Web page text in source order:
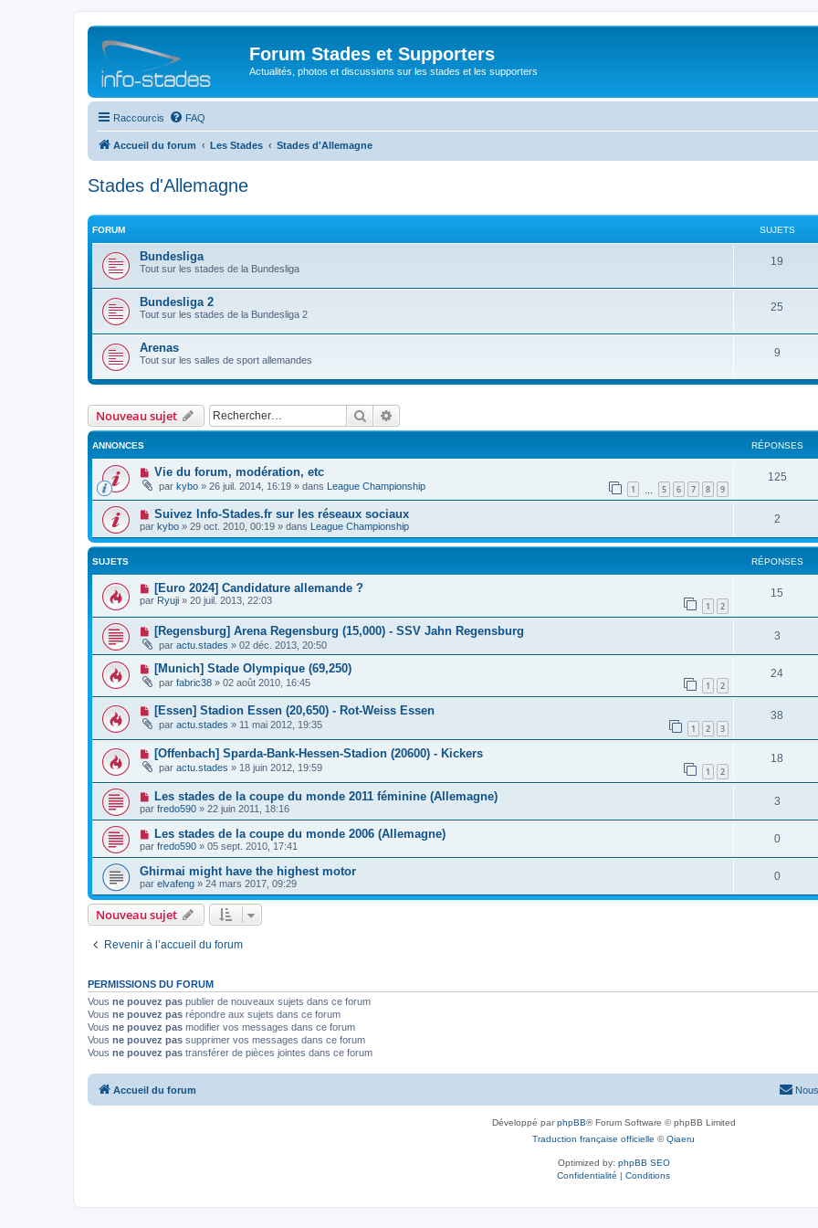
Forum Stades et Supporters
Actualités, photos et discussions sur les stades et les supporters
Raccourcis FAQ
Accueil du forum Les Stades Stades d'Allemagne
Stades d'Allemagne
FORUM SUJETS
Bundesliga
Tout sur les stades de la Bundesliga
19
Bundesliga 2
Tout sur les stades de la Bundesliga 2
25
Arenas
Tout sur les salles de sport allemandes
9
Nouveau sujet Rechercher
ANNONCES RÉPONSES
Vie du forum, modération, etc
par kybo » 26 juil. 2014, 16:19 » dans League Championship 1 5 6 7 8 9
125
Suivez Info-Stades.fr sur les réseaux sociaux
par kybo » 29 oct. 2010, 00:19 » dans League Championship
2
SUJETS RÉPONSES
[Euro 2024] Candidature allemande ?
par Ryuji » 20 juil. 2013, 22:03 1 2
15
[Regensburg] Arena Regensburg (15,000) - SSV Jahn Regensburg
par actu.stades » 02 déc. 2013, 20:50
3
[Munich] Stade Olympique (69,250)
par fabric38 » 02 août 2010, 16:45 1 2
24
[Essen] Stadion Essen (20,650) - Rot-Weiss Essen
par actu.stades » 11 mai 2012, 19:35 1 2 3
38
[Offenbach] Sparda-Bank-Hessen-Stadion (20600) - Kickers
par actu.stades » 18 juin 2012, 19:59 1 2
18
Les stades de la coupe du monde 2011 féminine (Allemagne)
par fredo590 » 22 juin 2011, 18:16
3
Les stades de la coupe du monde 2006 (Allemagne)
par fredo590 » 05 sept. 2010, 17:41
0
Ghirmai might have the highest motor
par elvafeng » 24 mars 2017, 09:29
0
Nouveau sujet
Revenir à l’accueil du forum
PERMISSIONS DU FORUM
Vous ne pouvez pas publier de nouveaux sujets dans ce forum
Vous ne pouvez pas répondre aux sujets dans ce forum
Vous ne pouvez pas modifier vos messages dans ce forum
Vous ne pouvez pas supprimer vos messages dans ce forum
Vous ne pouvez pas transférer de pièces jointes dans ce forum
Accueil du forum
Développé parphpBB® Forum Software © phpBB Limited
Traduction française officielle ©Qiaeru
Optimized by: phpBB SEO
Confidentialité | Conditions